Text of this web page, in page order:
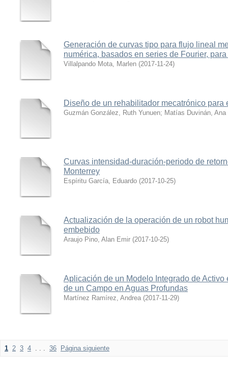
Generación de curvas tipo para flujo lineal
numérica, basados en series de Fourier,
Villalpando Mota, Marlen (2017-11-24)
Diseño de un rehabilitador mecatrónico para
Guzmán González, Ruth Yunuen; Matías Duvinán, Ana
Curvas intensidad-duración-periodo de
Monterrey
Espíritu García, Eduardo (2017-10-25)
Actualización de la operación de un robot
embebido
Araujo Pino, Alan Emir (2017-10-25)
Aplicación de un Modelo Integrado de
de un Campo en Aguas Profundas
Martínez Ramírez, Andrea (2017-11-29)
1 2 3 4 . . . 36 Página siguiente